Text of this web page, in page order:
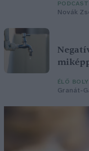
PODCAST
Novák
ÉLŐ
Granát-